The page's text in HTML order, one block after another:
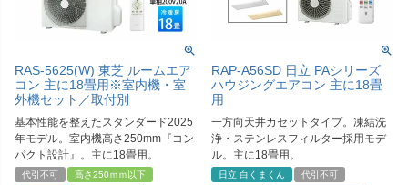
RAS-5625(W) 東芝 ルームエア
コン 主に18畳用※室内機・室
外機セット／取付別
基本性能を整えたスタンダード2025
年モデル。室内機高さ250mm『コン
パクト設計』。主に18畳用。
代引不可
高さ250ｍｍ以下
RAP-A56SD 日立 PAシリーズ
ハウジングエアコン 主に18畳
用
一方向天井カセットタイプ。凍結洗
浄・ステンレスフィルター採用モデ
ル。主に18畳用。
日立 白くまくん
代引不可